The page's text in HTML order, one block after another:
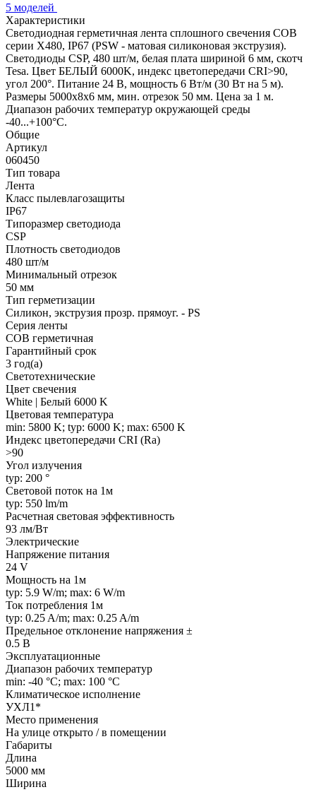
5 моделей
Характеристики
Светодиодная герметичная лента сплошного свечения COB
серии X480, IP67 (PSW - матовая силиконовая экструзия).
Светодиоды CSP, 480 шт/м, белая плата шириной 6 мм, скотч
Tesa. Цвет БЕЛЫЙ 6000K, индекс цветопередачи CRI>90,
угол 200°. Питание 24 В, мощность 6 Вт/м (30 Вт на 5 м).
Размеры 5000x8x6 мм, мин. отрезок 50 мм. Цена за 1 м.
Диапазон рабочих температур окружающей среды
-40...+100°С.
Общие
Артикул
060450
Тип товара
Лента
Класс пылевлагозащиты
IP67
Типоразмер светодиода
CSP
Плотность светодиодов
480 шт/м
Минимальный отрезок
50 мм
Тип герметизации
Силикон, экструзия прозр. прямоуг. - PS
Серия ленты
COB герметичная
Гарантийный срок
3 год(а)
Светотехнические
Цвет свечения
White | Белый 6000 K
Цветовая температура
min: 5800 K; typ: 6000 K; max: 6500 K
Индекс цветопередачи CRI (Ra)
>90
Угол излучения
typ: 200 °
Световой поток на 1м
typ: 550 lm/m
Расчетная световая эффективность
93 лм/Вт
Электрические
Напряжение питания
24 V
Мощность на 1м
typ: 5.9 W/m; max: 6 W/m
Ток потребления 1м
typ: 0.25 A/m; max: 0.25 A/m
Предельное отклонение напряжения ±
0.5 В
Эксплуатационные
Диапазон рабочих температур
min: -40 °C; max: 100 °C
Климатическое исполнение
УХЛ1*
Место применения
На улице открыто / в помещении
Габариты
Длина
5000 мм
Ширина